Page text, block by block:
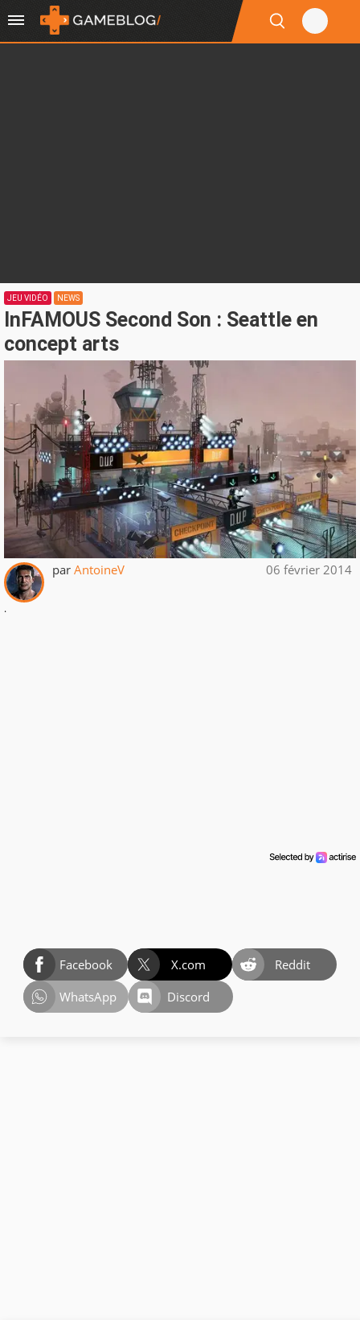
JEU VIDÉO NEWS
InFAMOUS Second Son : Seattle en
concept arts
par AntoineV 06 février 2014
.
Facebook X.com
Reddit
WhatsApp
Discord